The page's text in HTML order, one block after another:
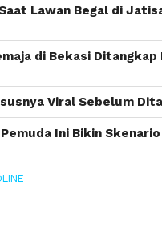
Lawan Begal di
di Bekasi
Viral Sebelum
Ini Bikin